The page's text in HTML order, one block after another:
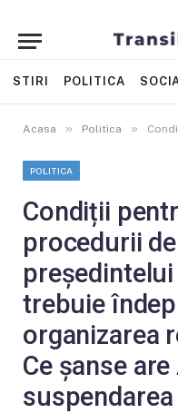
STIRI POLITICA
Acasa » Politica » Condiții pentru
POLITICA
Condiții
procedurii
trebuie
organizarea
Ce șanse